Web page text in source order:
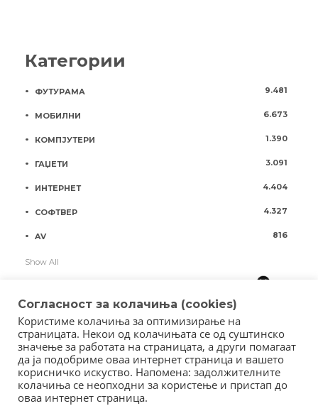
Категории
ФУТУРАМА 9.481
МОБИЛНИ 6.673
КОМПЈУТЕРИ 1.390
ГАЏЕТИ 3.091
ИНТЕРНЕТ 4.404
СОФТВЕР 4.327
AV 816
Show All
Согласност за колачиња (cookies)
Користиме колачиња за оптимизирање на
страницата. Некои од колачињата се од суштинско
значење за работата на страницата, а други помагаат
да ја подобриме оваа интернет страница и вашето
корисничко искуство. Напомена: задолжителните
колачиња се неопходни за користење и пристап до
оваа интернет страница.